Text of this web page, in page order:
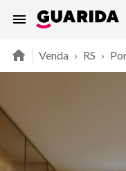
Venda › RS ›